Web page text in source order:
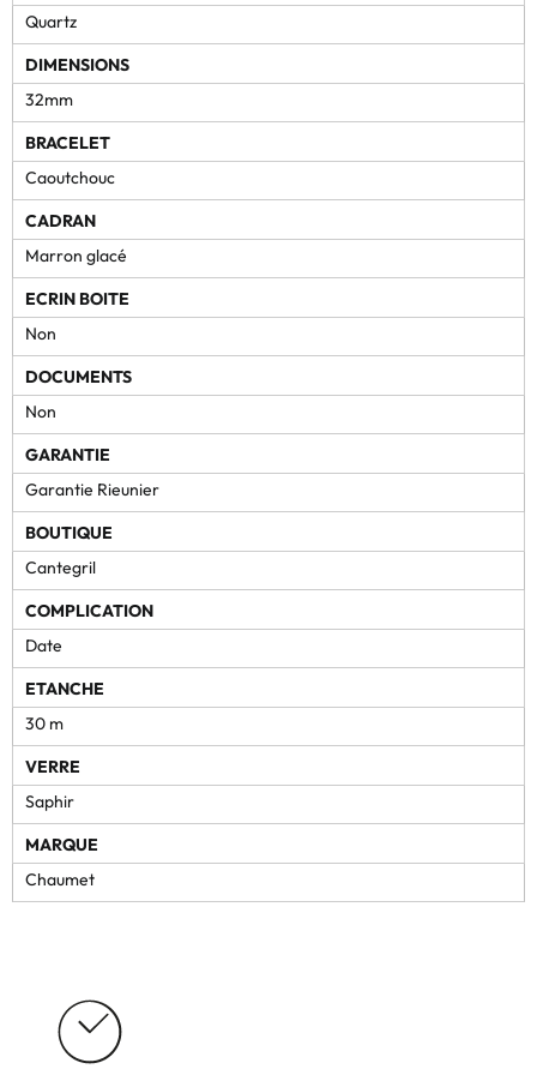
Quartz
DIMENSIONS
32mm
BRACELET
Caoutchouc
CADRAN
Marron glacé
ECRIN BOITE
Non
DOCUMENTS
Non
GARANTIE
Garantie Rieunier
BOUTIQUE
Cantegril
COMPLICATION
Date
ETANCHE
30 m
VERRE
Saphir
MARQUE
Chaumet